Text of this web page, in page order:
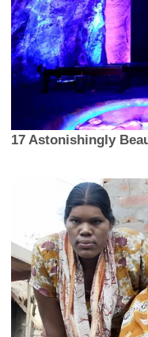
17 Astonishingly